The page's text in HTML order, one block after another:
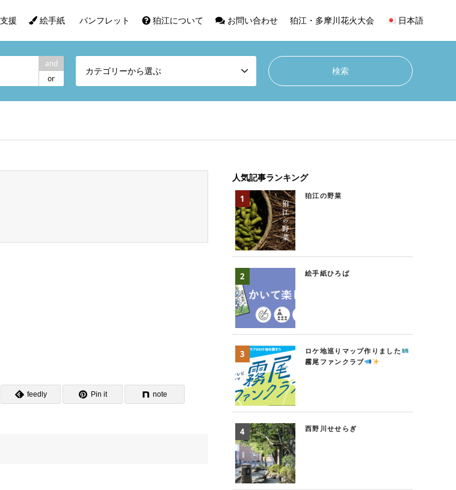
援 絵手紙 パンフレット 狛江について お問い合わせ 狛江・多摩川花火大会 日本語
and
or
カテゴリーから選ぶ
feedly Pin it note
人気記事ランキング
狛江の野菜
絵手紙ひろば
ロケ地巡りマップ作りました
霧尾ファンクラブ
西野川せせらぎ